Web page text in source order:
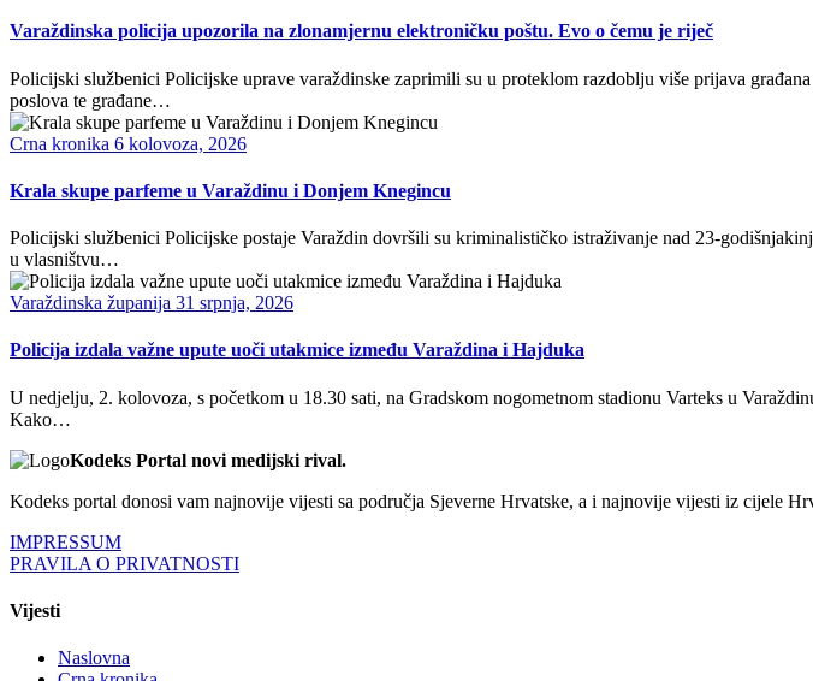
Varaždinska policija upozorila na zlonamjernu elektroničku poštu. Evo o čemu je riječ
Policijski službenici Policijske uprave varaždinske zaprimili su u proteklom razdoblju više prijava
poslova te građane…
Crna kronika 6 kolovoza, 2026
Krala skupe parfeme u Varaždinu i Donjem Knegincu
Policijski službenici Policijske postaje Varaždin dovršili su kriminalističko istraživanje nad 23-
u vlasništvu…
Varaždinska županija 31 srpnja, 2026
Policija izdala važne upute uoči utakmice između Varaždina i Hajduka
U nedjelju, 2. kolovoza, s početkom u 18.30 sati, na Gradskom nogometnom stadionu Varteks u
Kako…
Kodeks Portal novi medijski rival.
Kodeks portal donosi vam najnovije vijesti sa područja Sjeverne Hrvatske, a i najnovije vijesti iz cijele
IMPRESSUM
PRAVILA O PRIVATNOSTI
Vijesti
Naslovna